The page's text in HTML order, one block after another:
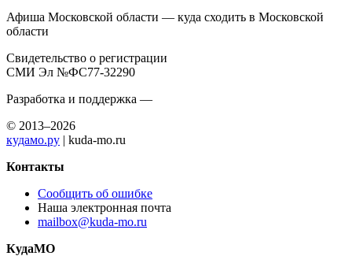
Афиша Московской области — куда сходить в Московской
области
Свидетельство о регистрации
СМИ Эл №ФС77-32290
Разработка и поддержка —
© 2013–2026
кудамо.ру | kuda-mo.ru
Контакты
Сообщить об ошибке
Наша электронная почта
mailbox@kuda-mo.ru
КудаМО